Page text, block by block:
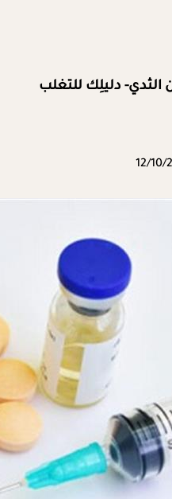
الثدي- دليلِك للتغلب
مزعجة من الآثار الجانبية،
تحت إشراف الطبيب